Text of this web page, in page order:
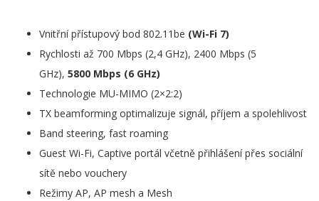
Vnitřní přístupový bod 802.11be (Wi-Fi 7)
Rychlosti až 700 Mbps (2,4 GHz), 2400 Mbps (5
GHz), 5800 Mbps (6 GHz)
Technologie MU-MIMO (2×2:2)
TX beamforming optimalizuje signál, příjem a spolehlivost
Band steering, fast roaming
Guest Wi-Fi, Captive portál včetně přihlášení přes sociální
sítě nebo vouchery
Režimy AP, AP mesh a Mesh